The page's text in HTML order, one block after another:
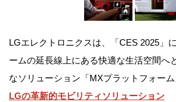
LGエレクトロニクスは、「CES 2025」
ームの延長線上にある快適な生活空間へ
なソリューション「MXプラットフォーム
LGの革新的モビリティソリューション